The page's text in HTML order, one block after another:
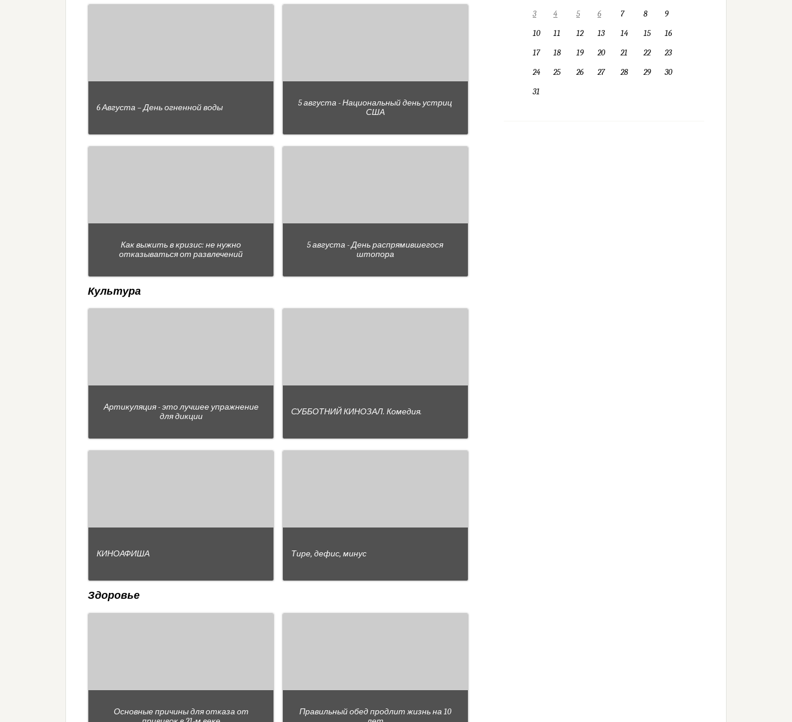
6 Августа – День огненной воды
5 августа - Национальный день устриц
США
Как выжить в кризис: не нужно
отказываться от развлечений
5 августа - День распрямившегося
штопора
Культура
Артикуляция - это лучшее упражнение
для дикции
СУББОТНИЙ КИНОЗАЛ. Комедия.
КИНОАФИША Тире, дефис, минус
Здоровье
Основные причины для отказа от
Правильный обед продлит жизнь на 10
3
4 5 6 7 8
9
10
11 12 13 14 15
16
17
18 19 20 21 22
23
24
25 26 27 28 29
30
31